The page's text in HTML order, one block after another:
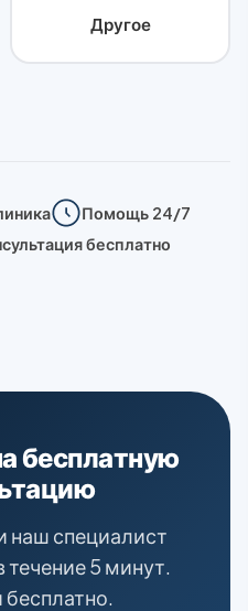
Другое
Помощь 24/7
бесплатно
бесплатную
наш специалист
течение 5 минут.